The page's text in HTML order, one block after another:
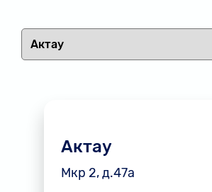
Актау
Мкр 2, д.47а